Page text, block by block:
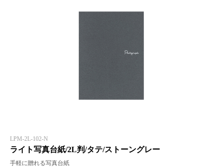
LPM-2L-102-N
ライト写真台紙/2L判/タテ/ストーングレー
手軽に贈れる写真台紙